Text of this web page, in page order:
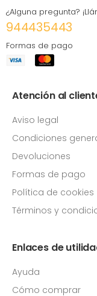
¿Alguna pregunta?
944435443
Formas de pago
Atención al
Aviso legal
Condiciones
Devoluciones
Formas de pago
Política de cookies
Términos y
Enlaces de
Ayuda
Cómo comprar